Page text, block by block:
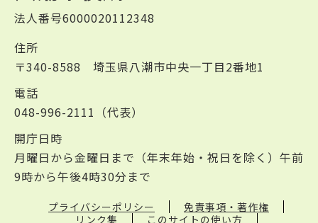
法人番号6000020112348
住所
〒340-8588 埼玉県八潮市中央一丁目2番地1
電話
048-996-2111（代表）
開庁日時
月曜日から金曜日まで（年末年始・祝日を除く）午前
9時から午後4時30分まで
プライバシーポリシー
免責事項・著作権
リンク集
このサイトの使い方